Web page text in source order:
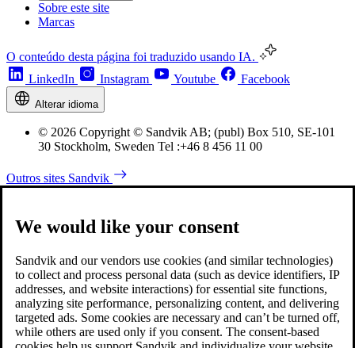
Sobre este site
Marcas
O conteúdo desta página foi traduzido usando IA.
LinkedIn
Instagram Youtube Facebook
Alterar idioma
© 2026 Copyright © Sandvik AB; (publ) Box 510, SE-101
30 Stockholm, Sweden Tel :+46 8 456 11 00
Outros sites Sandvik
We would like your consent
Sandvik and our vendors use cookies (and similar technologies)
to collect and process personal data (such as device identifiers, IP
addresses, and website interactions) for essential site functions,
analyzing site performance, personalizing content, and delivering
targeted ads. Some cookies are necessary and can’t be turned off,
while others are used only if you consent. The consent-based